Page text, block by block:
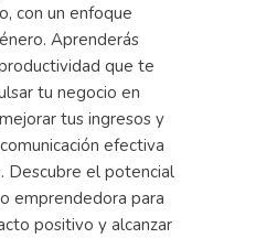
con un enfoque
Aprenderás
que te
tu negocio en
tus ingresos y
efectiva
Descubre el potencial
emprendedora para
positivo y alcanzar